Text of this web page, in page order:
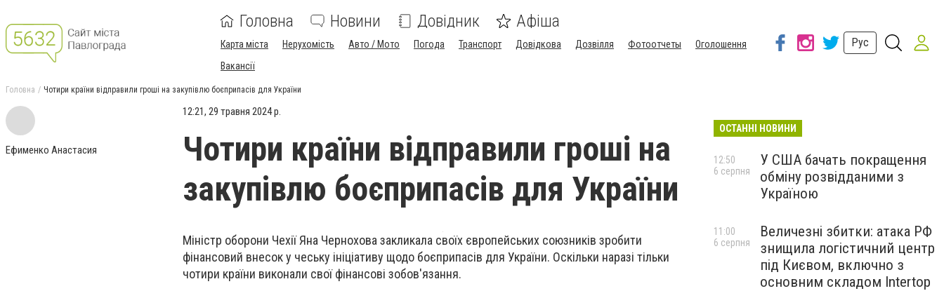
Головна Новини Довідник Афіша
Карта міста Нерухомість Авто / Мото Погода Транспорт Довідкова Дозвілля Фотоотчеты
Оголошення
Вакансії
Рус
Головна Чотири країни відправили гроші на закупівлю боєприпасів для України
Ефименко Анастасия
12:21, 29 травня 2024 р.
Чотири країни відправили гроші на
закупівлю боєприпасів для України
Міністр оборони Чехії Яна Чернохова закликала своїх європейських союзників зробити
фінансовий внесок у чеську ініціативу щодо боєприпасів для України. Оскільки наразі тільки
чотири країни виконали свої фінансові зобов'язання.
ОСТАННІ НОВИНИ
У США бачать покращення
обміну розвідданими з
Україною
12:50
6 серпня
Величезні збитки: атака РФ
знищила логістичний центр
під Києвом, включно з
основним складом Intertop
11:00
6 серпня